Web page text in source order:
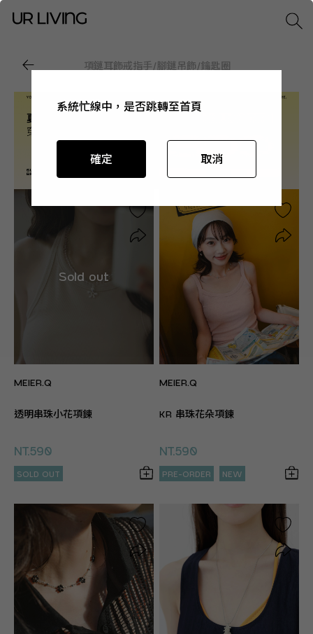
項鏈耳飾戒指手/腳鏈吊飾/鑰匙圈
MEIER.Q
透明串珠小花項鍊
NT.590
SOLD OUT
MEIER.Q
KR 串珠花朵項鍊
NT.590
PRE-ORDER NEW
系統忙線中，是否跳轉至首頁
確定 取消
系統忙線中，是否跳轉至首頁
確定 取消
系統忙線中，是否跳轉至首頁
確定 取消
系統忙線中，是否跳轉至首頁
確定 取消